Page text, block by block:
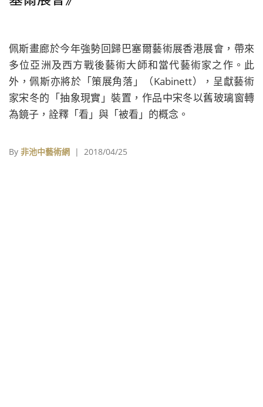
佩斯畫廊於今年強勢回歸巴塞爾藝術展香港展會，帶來
多位亞洲及西方戰後藝術大師和當代藝術家之作。此
外，佩斯亦將於「策展角落」（Kabinett），呈獻藝術
家宋冬的「抽象現實」裝置，作品中宋冬以舊玻璃窗轉
為鏡子，詮釋「看」與「被看」的概念。
By 非池中藝術網 | 2018/04/25